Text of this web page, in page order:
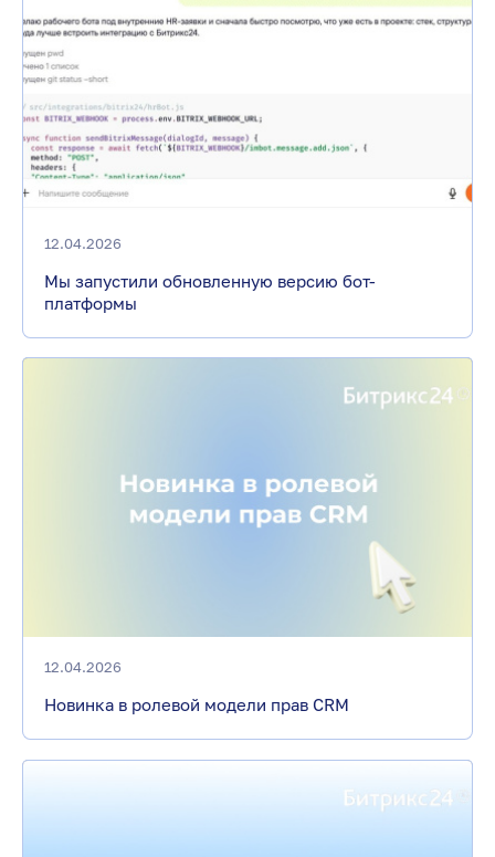
12.04.2026
Мы запустили обновленную версию бот-
платформы
12.04.2026
Новинка в ролевой модели прав CRM